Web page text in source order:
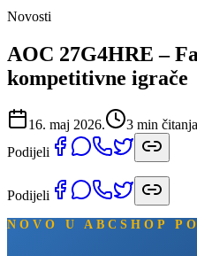
Novosti
AOC 27G4HRE –
kompetitivne igrače
16. maj 2026. 3 min čitanja
Podijeli
Podijeli
NOVO U ABCSHOP